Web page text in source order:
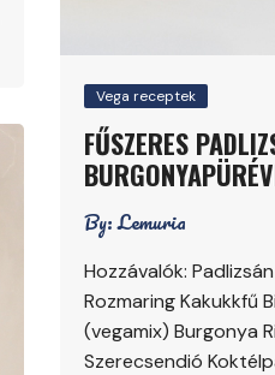
Vega receptek
FŰSZERES
By:Lemuria
Hozzávalók:
Rozmaring Kakukkfű
(vegamix) Burgonya
Szerecsendió